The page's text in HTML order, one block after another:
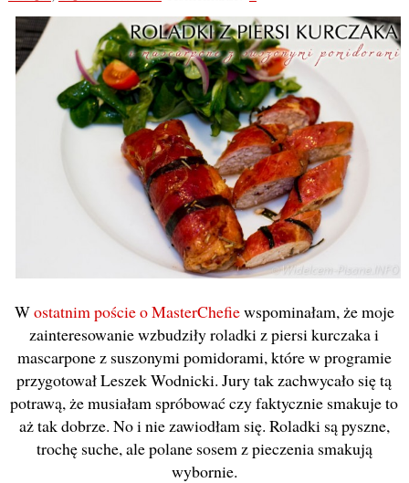
Wostatnim poście o MasterChefiewspominałam, że moje
zainteresowanie wzbudziły roladki z piersi kurczaka i
mascarpone z suszonymi pomidorami, które w programie
przygotował Leszek Wodnicki. Jury tak zachwycało się tą
potrawą, że musiałam spróbować czy faktycznie smakuje to
aż tak dobrze. No i nie zawiodłam się. Roladki są pyszne,
trochę suche, ale polane sosem z pieczenia smakują
wybornie.